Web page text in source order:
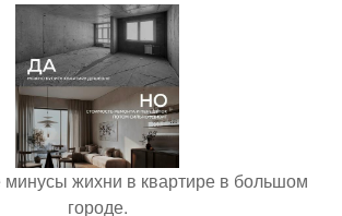
жихни в квартире в большом
городе.